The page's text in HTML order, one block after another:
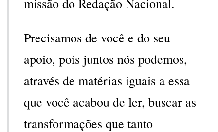
missão do Redação Nacional.
Precisamos de você e do seu
apoio, pois juntos nós podemos,
através de matérias iguais a essa
que você acabou de ler, buscar as
transformações que tanto